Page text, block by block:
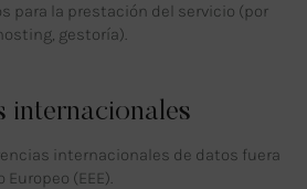
para la prestación del servicio (por
gestoría).
internacionales
internacionales de datos fuera
(EEE).